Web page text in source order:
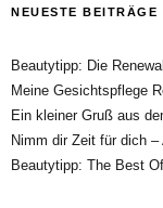
NEUESTE BEITRÄGE
Beautytipp: Die
Meine Gesichtspflege
Ein kleiner Gruß aus
Nimm dir Zeit für dich
Beautytipp: The Best